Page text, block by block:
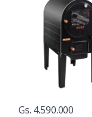
Gs. 4.590.000